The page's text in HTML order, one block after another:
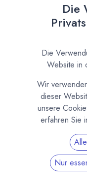
Osterzeit
In unserer
Osterzeit begonnen.
jetzt wieder
Die
Die
Website in
Wir
dieser
unsere
erfahren Sie
Nur